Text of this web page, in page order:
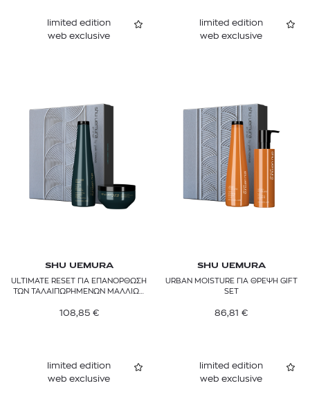
limited edition
web exclusive
SHU UEMURA
ULTIMATE RESET ΓΙΑ ΕΠΑΝΟΡΘΩΣΗ
ΤΩΝ ΤΑΛΑΙΠΩΡΗΜΕΝΩΝ ΜΑΛΛΙΩΝ
108,85 €
limited edition
web exclusive
SHU UEMURA
URBAN MOISTURE ΓΙΑ ΘΡΕΨΗ GIFT
SET
86,81 €
limited edition
web exclusive
limited edition
web exclusive